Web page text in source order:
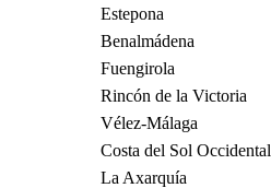
Estepona
Benalmádena
Fuengirola
Rincón de la Victoria
Vélez-Málaga
Costa del Sol Occidental
La Axarquía